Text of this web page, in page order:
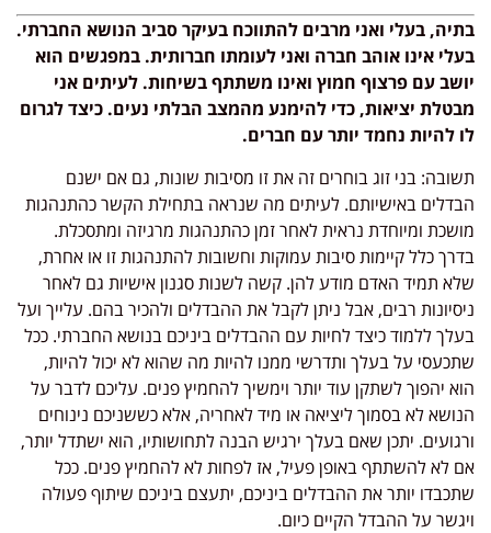
בתיה, בעלי ואני מרבים להתווכח בעיקר סביב הנושא החברתי.
בעלי אינו אוהב חברה ואני לעומתו חברותית. במפגשים הוא
יושב עם פרצוף חמוץ ואינו משתתף בשיחות. לעיתים אני
מבטלת יציאות, כדי להימנע מהמצב הבלתי נעים. כיצד לגרום
לו להיות נחמד יותר עם חברים.
תשובה: בני זוג בוחרים זה את זו מסיבות שונות, גם אם ישנם
הבדלים באישיותם. לעיתים מה שנראה בתחילת הקשר כהתנהגות
מושכת ומיוחדת נראית לאחר זמן כהתנהגות מרגיזה ומתסכלת.
בדרך כלל קיימות סיבות עמוקות וחשובות להתנהגות זו או אחרת,
שלא תמיד האדם מודע להן. קשה לשנות סגנון אישיות גם לאחר
ניסיונות רבים, אבל ניתן לקבל את ההבדלים ולהכיר בהם. עלייך ועל
בעלך ללמוד כיצד לחיות עם ההבדלים ביניכם בנושא החברתי. ככל
שתכעסי על בעלך ותדרשי ממנו להיות מה שהוא לא יכול להיות,
הוא יהפוך לשתקן עוד יותר וימשיך להחמיץ פנים. עליכם לדבר על
הנושא לא בסמוך ליציאה או מיד לאחריה, אלא כששניכם נינוחים
ורגועים. יתכן שאם בעלך ירגיש הבנה לתחושותיו, הוא ישתדל יותר,
אם לא להשתתף באופן פעיל, אז לפחות לא להחמיץ פנים. ככל
שתכבדו יותר את ההבדלים ביניכם, יתעצם ביניכם שיתוף פעולה
ויגשר על ההבדל הקיים כיום.